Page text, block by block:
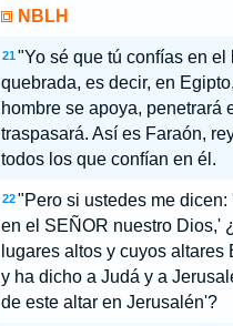
NBLH
21 "Yo sé que tú confías en el
quebrada, es decir, en
hombre se apoya, penetrará
traspasará. Así es Faraón,
todos los que confían en él.
22 "Pero si ustedes me
en el SEÑOR nuestro Dios,'
lugares altos y cuyos
y ha dicho a Judá y a
de este altar en Jerusalén'?